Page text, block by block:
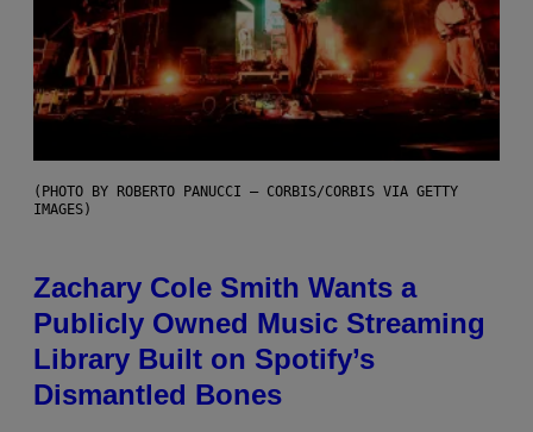
(PHOTO BY ROBERTO PANUCCI – CORBIS/CORBIS VIA GETTY
IMAGES)
Zachary Cole Smith Wants a
Publicly Owned Music Streaming
Library Built on Spotify’s
Dismantled Bones